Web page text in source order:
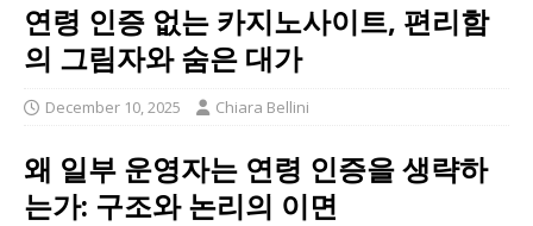
연령 인증 없는 카지노사이트, 편리함
의 그림자와 숨은 대가
December 10, 2025 Chiara Bellini
왜 일부 운영자는 연령 인증을 생략하
는가: 구조와 논리의 이면